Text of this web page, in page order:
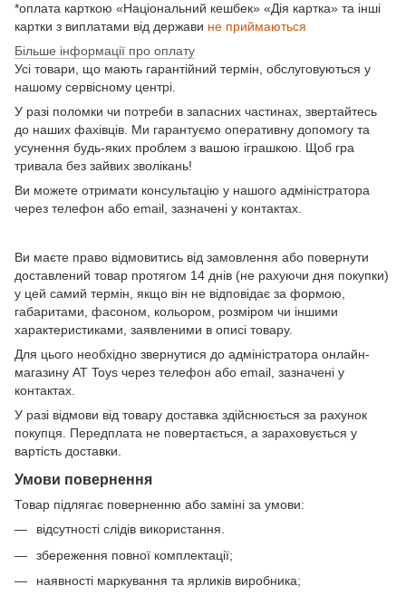
*оплата карткою «Національний кешбек» «Дія картка» та інші
картки з виплатами від держави не приймаються
Більше інформації про оплату
Усі товари, що мають гарантійний термін, обслуговуються у
нашому сервісному центрі.
У разі поломки чи потреби в запасних частинах, звертайтесь
до наших фахівців. Ми гарантуємо оперативну допомогу та
усунення будь-яких проблем з вашою іграшкою. Щоб гра
тривала без зайвих зволікань!
Ви можете отримати консультацію у нашого адміністратора
через телефон або email, зазначені у контактах.
Ви маєте право відмовитись від замовлення або повернути
доставлений товар протягом 14 днів (не рахуючи дня покупки)
у цей самий термін, якщо він не відповідає за формою,
габаритами, фасоном, кольором, розміром чи іншими
характеристиками, заявленими в описі товару.
Для цього необхідно звернутися до адміністратора онлайн-
магазину AT Toys через телефон або email, зазначені у
контактах.
У разі відмови від товару доставка здійснюється за рахунок
покупця. Передплата не повертається, а зараховується у
вартість доставки.
Умови повернення
Товар підлягає поверненню або заміні за умови:
відсутності слідів використання.
збереження повної комплектації;
наявності маркування та ярликів виробника;